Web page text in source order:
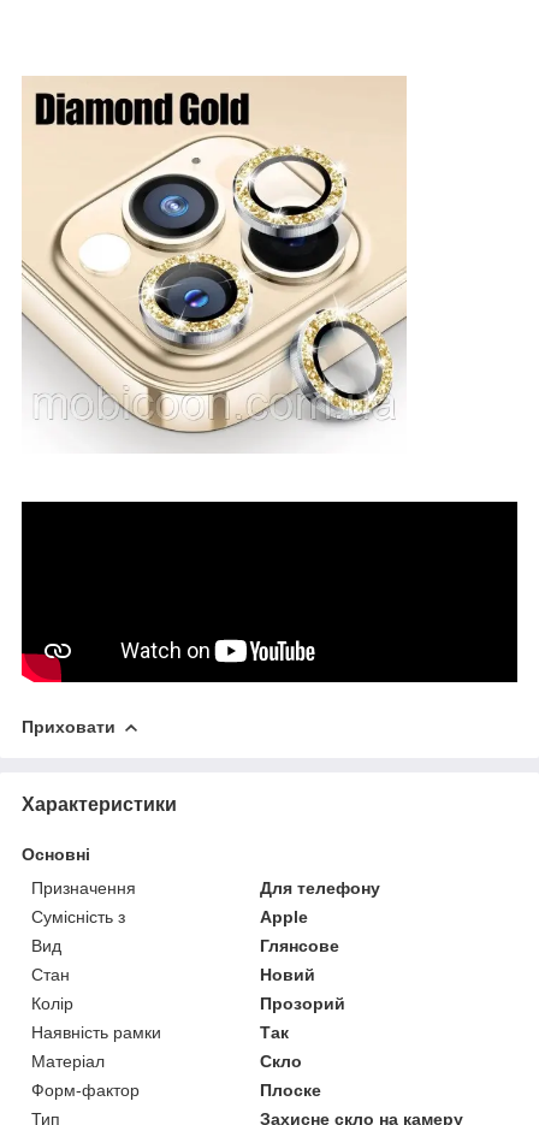
Приховати
Характеристики
Основні
Призначення
Для телефону
Сумісність з
Apple
Вид
Глянсове
Стан
Новий
Колір
Прозорий
Наявність рамки
Так
Матеріал
Скло
Форм-фактор
Плоске
Тип
Захисне скло на камеру